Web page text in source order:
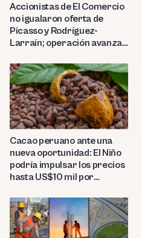
Accionistas de El Comercio
no igualaron oferta de
Picasso y Rodríguez-
Larraín; operación avanza
Cacao peruano ante una
nueva oportunidad: El Niño
podría impulsar los precios
hasta US$10 mil por